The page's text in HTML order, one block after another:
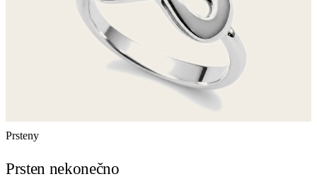
Prsteny
Prsten nekonečno